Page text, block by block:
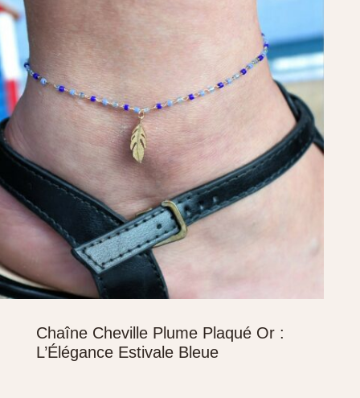
Chaîne Cheville Plume Plaqué Or :
L’Élégance Estivale Bleue